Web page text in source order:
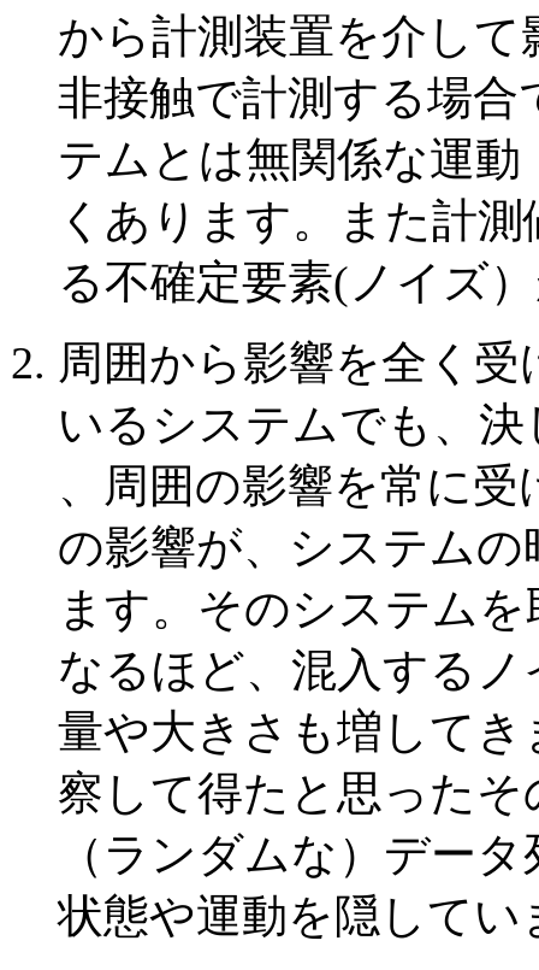
から計測装置を介し
非接触で計測する場
テムとは無関係な運
くあります。また計
る不確定要素(ノイズ
周囲から影響を全く
いるシステムでも、
、周囲の影響を常に
の影響が、システム
ます。そのシステム
なるほど、混入する
量や大きさも増して
察して得たと思った
（ランダムな）デー
状態や運動を隠してい